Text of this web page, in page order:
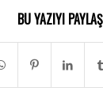
BU YAZIYI